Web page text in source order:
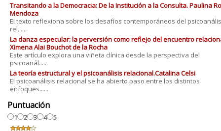
Transitando a la Democracia: De la Institución a la Consulta. Paulina
Mendoza
El texto reflexiona sobre los desafíos contemporáneos del
rel......
La danza especular: la perversión como reflejo del encuentro
Ximena Alai Bouchot de la Rocha
Este artículo explora una viñeta clínica desde la perspectiva del
psicoanál......
La teoría estructural y el psicoanálisis relacional.Catalina Celsi
El psicoanálisis relacional se ha abierto paso entre los distintos
enfoques......
Puntuación
1 2 3 4 5